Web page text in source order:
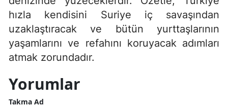
hızla kendisini Suriye iç savaşından
uzaklaştıracak ve bütün yurttaşlarının
yaşamlarını ve refahını koruyacak adımları
atmak zorundadır.
Yorumlar
Takma Ad